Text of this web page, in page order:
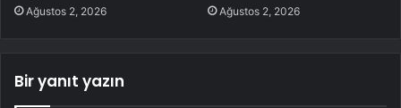
Ağustos 2, 2026 Ağustos 2, 2026
Bir yanıt yazın